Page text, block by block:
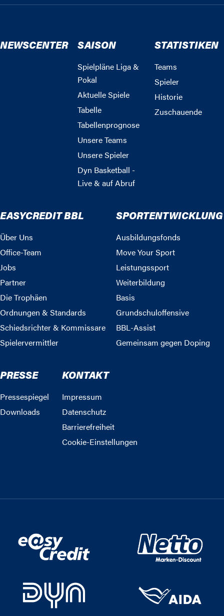
NEWSCENTER SAISON
Spielpläne Liga &
Pokal
Aktuelle Spiele
Tabelle
Tabellenprognose
Unsere Teams
Unsere Spieler
Dyn Basketball -
Live & auf Abruf
STATISTIKEN
Teams
Spieler
Historie
Zuschauende
EASYCREDIT BBL
Über Uns
Office-Team
Jobs
Partner
Die Trophäen
Ordnungen & Standards
Schiedsrichter & Kommissare
Spielervermittler
SPORTENTWICKLUNG
Ausbildungsfonds
Move Your Sport
Leistungssport
Weiterbildung
Basis
Grundschuloffensive
BBL-Assist
Gemeinsam gegen Doping
PRESSE
Pressespiegel
Downloads
KONTAKT
Impressum
Datenschutz
Barrierefreiheit
Cookie-Einstellungen